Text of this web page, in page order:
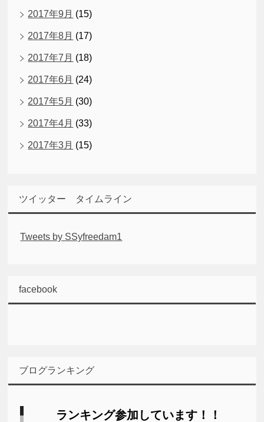
2017年9月 (15)
2017年8月 (17)
2017年7月 (18)
2017年6月 (24)
2017年5月 (30)
2017年4月 (33)
2017年3月 (15)
ツイッター タイムライン
Tweets by SSyfreedam1
facebook
ブログランキング
ランキング参加しています！！